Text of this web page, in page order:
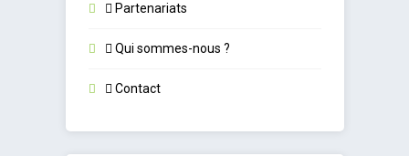
Partenariats
Qui sommes-nous ?
Contact